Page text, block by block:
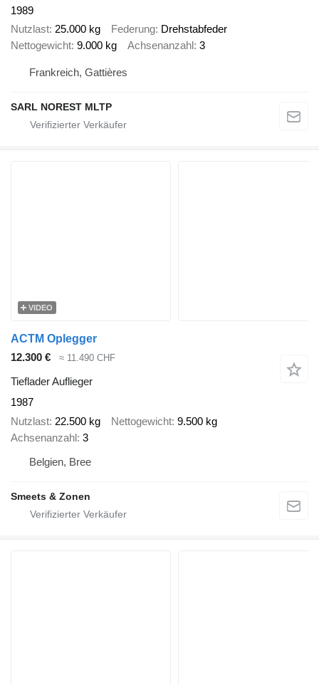
1989
Nutzlast 25.000 kg Federung Drehstabfeder
Nettogewicht 9.000 kg Achsenanzahl 3
Frankreich, Gattières
SARL NOREST MLTP
VIDEO
ACTM Oplegger
12.300 €
≈ 11.490 CHF
Tieflader Auflieger
1987
Nutzlast 22.500 kg Nettogewicht 9.500 kg
Achsenanzahl 3
Belgien, Bree
Smeets & Zonen